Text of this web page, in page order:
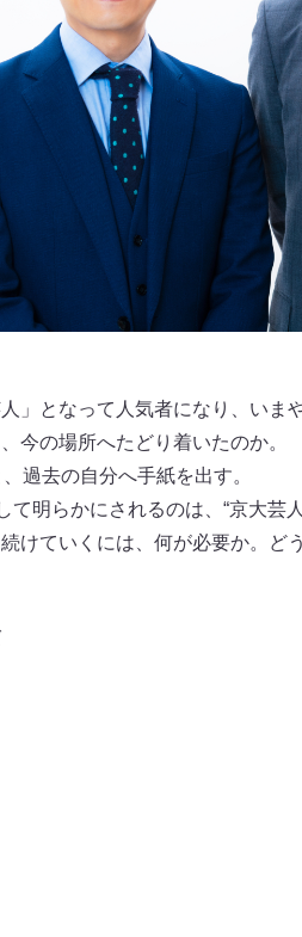
」となって人気者になり、いま
今の場所へたどり着いたのか。
過去の自分へ手紙を出す。
て明らかにされるのは、“京大芸
けていくには、何が必要か。ど